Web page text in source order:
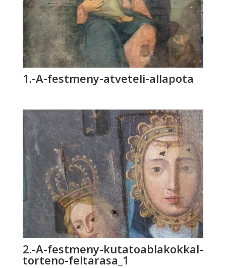
1.-A-festmeny-atveteli-allapota
2.-A-festmeny-kutatoablakokkal-
torteno-feltarasa_1